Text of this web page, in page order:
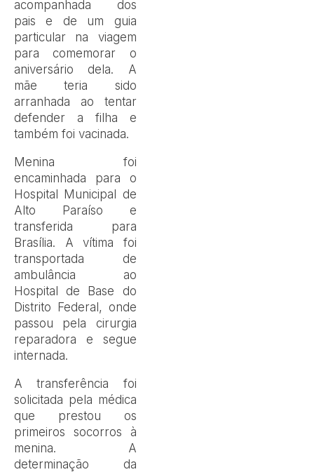
acompanhada dos
pais e de um guia
particular na viagem
para comemorar o
aniversário dela. A
mãe teria sido
arranhada ao tentar
defender a filha e
também foi vacinada.
Menina foi
encaminhada para o
Hospital Municipal de
Alto Paraíso e
transferida para
Brasília. A vítima foi
transportada de
ambulância ao
Hospital de Base do
Distrito Federal, onde
passou pela cirurgia
reparadora e segue
internada.
A transferência foi
solicitada pela médica
que prestou os
primeiros socorros à
menina. A
determinação da